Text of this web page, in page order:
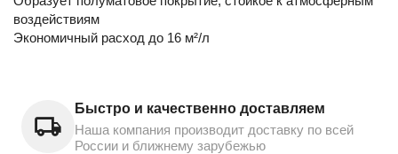
воздействиям
Экономичный расход до 16 м²/л
Быстро и качественно доставляем
Наша компания производит доставку по всей
России и ближнему зарубежью